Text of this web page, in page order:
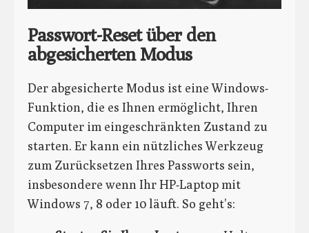
Passwort-Reset über den
abgesicherten Modus
Der abgesicherte Modus ist eine Windows-
Funktion, die es Ihnen ermöglicht, Ihren
Computer im eingeschränkten Zustand zu
starten. Er kann ein nützliches Werkzeug
zum Zurücksetzen Ihres Passworts sein,
insbesondere wenn Ihr HP-Laptop mit
Windows 7, 8 oder 10 läuft. So geht’s: